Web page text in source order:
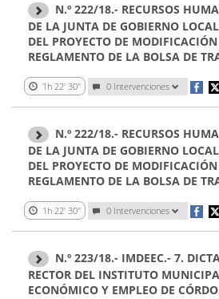
N.º 222/18.- RECURSOS
DE LA JUNTA DE GOBIERNO
DEL PROYECTO DE
REGLAMENTO DE LA BOLSA DE
1h 22' 30'' 0 Intervenciones
N.º 222/18.- RECURSOS
DE LA JUNTA DE GOBIERNO
DEL PROYECTO DE
REGLAMENTO DE LA BOLSA DE
1h 22' 30'' 0 Intervenciones
N.º 223/18.- IMDEEC.- 7.
RECTOR DEL INSTITUTO
ECONÓMICO Y EMPLEO DE